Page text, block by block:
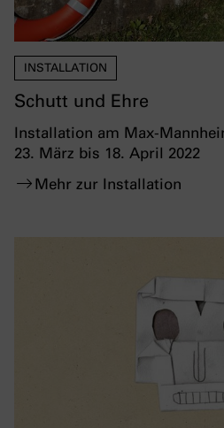
INSTALLATION
Schutt und Ehre
Installation am Max-
23. März bis 18. April 2022
Mehr zur Installation